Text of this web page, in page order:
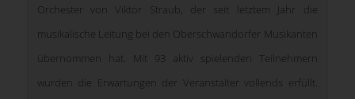
Orchester von Viktor Straub, der seit letztem Jahr die
musikalische Leitung bei den Oberschwandorfer Musikanten
übernommen hat. Mit 93 aktiv spielenden Teilnehmern
wurden die Erwartungen der Veranstalter vollends erfüllt.